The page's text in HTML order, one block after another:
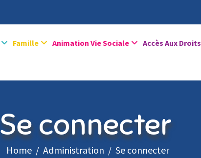
Famille Animation Vie Sociale Accès Aux Droits
Se connecter
Home Administration Se connecter